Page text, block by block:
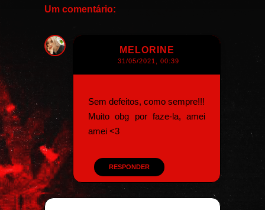
Um comentário:
MELORINE
31/05/2021, 00:39
Sem defeitos, como sempre!!!
Muito obg por faze-la, amei
amei <3
RESPONDER